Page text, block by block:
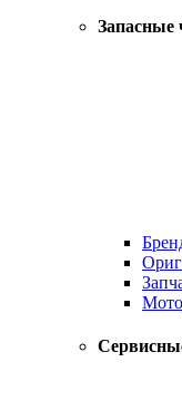
Запасные